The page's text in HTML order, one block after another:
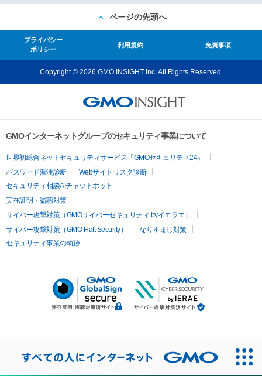
ページの先頭へ
プライバシー
ポリシー
利用規約 免責事項
Copyright © 2026 GMO INSIGHT Inc. All Rights Reserved.
GMOインターネットグループのセキュリティ事業について
世界初総合ネットセキュリティサービス「GMOセキュリティ24」
パスワード漏洩診断
Webサイトリスク診断
セキュリティ相談AIチャットボット
実在証明・盗聴対策
サイバー攻撃対策（GMOサイバーセキュリティ byイエラエ）
サイバー攻撃対策（GMO Flatt Security）
なりすまし対策
セキュリティ事業の軌跡